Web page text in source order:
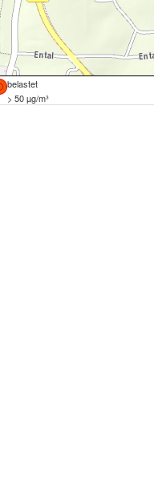
belastet
> 50 µg/m³